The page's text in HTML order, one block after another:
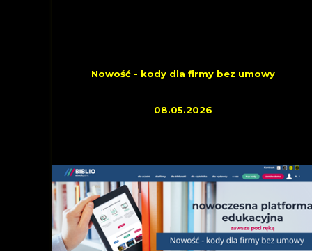
Nowość - kody dla firmy bez umowy
08.05.2026